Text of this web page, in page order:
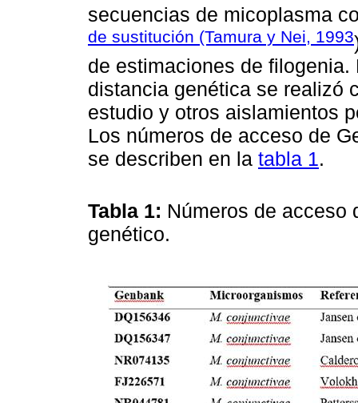
secuencias de micoplasma
de sustitución (Tamura y Nei, 1993
de estimaciones de
distancia genética se realizó
estudio y otros aislamientos
Los números de acceso de
se describen en la tabla 1.
Tabla 1: Números de acceso
genético.